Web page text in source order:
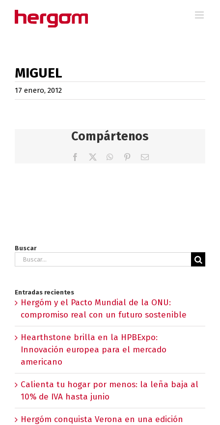
MIGUEL
17 enero, 2012
Compártenos
Facebook WhatsApp
PinterestCorreo
Buscar
Buscar:
Entradas recientes
Hergóm y el Pacto Mundial de la ONU:
compromiso real con un futuro sostenible
Hearthstone brilla en la HPBExpo:
Innovación europea para el mercado
americano
Calienta tu hogar por menos: la leña baja al
10% de IVA hasta junio
Hergóm conquista Verona en una edición